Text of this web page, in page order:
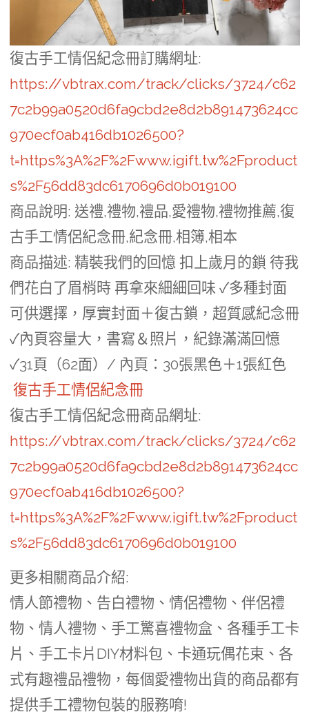
復古手工情侶紀念冊訂購網址:
https://vbtrax.com/track/clicks/3724/c62
7c2b99a0520d6fa9cbd2e8d2b891473624cc
970ecf0ab416db1026500?
t=https%3A%2F%2Fwww.igift.tw%2Fproduct
s%2F56dd83dc6170696d0b019100
商品說明: 送禮,禮物,禮品,愛禮物,禮物推薦,復
古手工情侶紀念冊,紀念冊,相簿,相本
商品描述: 精裝我們的回憶 扣上歲月的鎖 待我
們花白了眉梢時 再拿來細細回味 ✓多種封面
可供選擇，厚實封面＋復古鎖，超質感紀念冊
✓內頁容量大，書寫＆照片，紀錄滿滿回憶
✓31頁（62面）/ 內頁：30張黑色＋1張紅色
復古手工情侶紀念冊
復古手工情侶紀念冊商品網址:
https://vbtrax.com/track/clicks/3724/c62
7c2b99a0520d6fa9cbd2e8d2b891473624cc
970ecf0ab416db1026500?
t=https%3A%2F%2Fwww.igift.tw%2Fproduct
s%2F56dd83dc6170696d0b019100
更多相關商品介紹:
情人節禮物、告白禮物、情侶禮物、伴侶禮
物、情人禮物、手工驚喜禮物盒、各種手工卡
片、手工卡片DIY材料包、卡通玩偶花束、各
式有趣禮品禮物，每個愛禮物出貨的商品都有
提供手工禮物包裝的服務唷!